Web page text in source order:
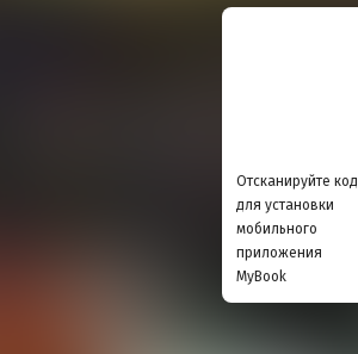
Отсканируйте код
для установки
мобильного
приложения
MyBook